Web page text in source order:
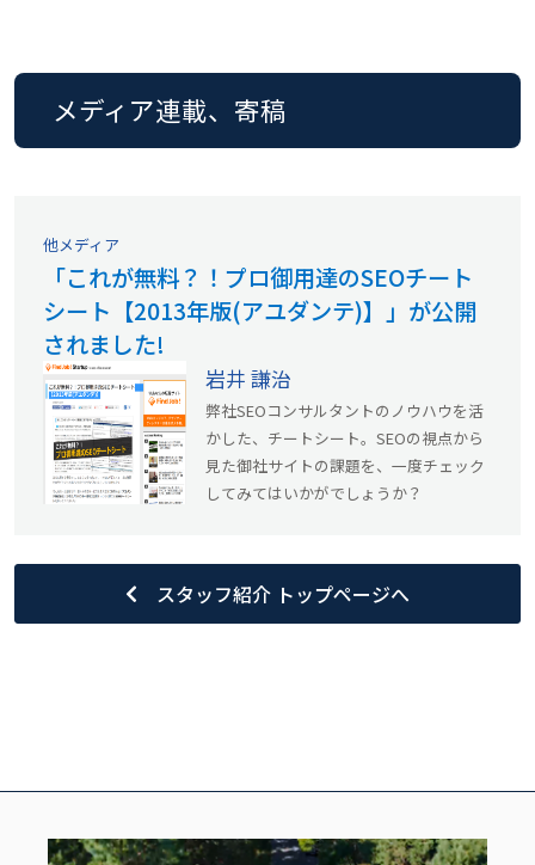
メディア連載、寄稿
他メディア
「これが無料？！プロ御用達のSEOチート
シート【2013年版(アユダンテ)】」が公開
されました!
岩井 謙治
弊社SEOコンサルタントのノウハウを活
かした、チートシート。SEOの視点から
見た御社サイトの課題を、一度チェック
してみてはいかがでしょうか？
スタッフ紹介 トップページへ